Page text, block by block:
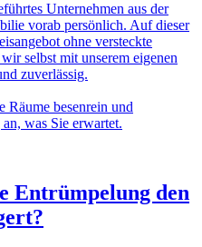
Unternehmen aus der
vorab persönlich. Auf dieser
ohne versteckte
selbst mit unserem eigenen
zuverlässig.
Räume besenrein und
was Sie erwartet.
Entrümpelung den